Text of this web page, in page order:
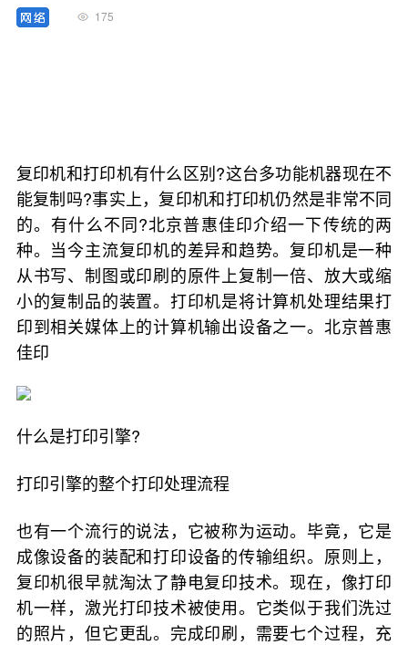
175
复印机和打印机有什么区别?这台多功能机器现在不
能复制吗?事实上，复印机和打印机仍然是非常不同
的。有什么不同?北京普惠佳印介绍一下传统的两
种。当今主流复印机的差异和趋势。复印机是一种
从书写、制图或印刷的原件上复制一倍、放大或缩
小的复制品的装置。打印机是将计算机处理结果打
印到相关媒体上的计算机输出设备之一。北京普惠
佳印
什么是打印引擎?
打印引擎的整个打印处理流程
也有一个流行的说法，它被称为运动。毕竟，它是
成像设备的装配和打印设备的传输组织。原则上，
复印机很早就淘汰了静电复印技术。现在，像打印
机一样，激光打印技术被使用。它类似于我们洗过
的照片，但它更乱。完成印刷，需要七个过程，充